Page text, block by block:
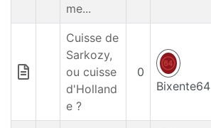
me...
Cuisse de
Sarkozy,
ou cuisse
d'Holland
e ?
0
Bixente64